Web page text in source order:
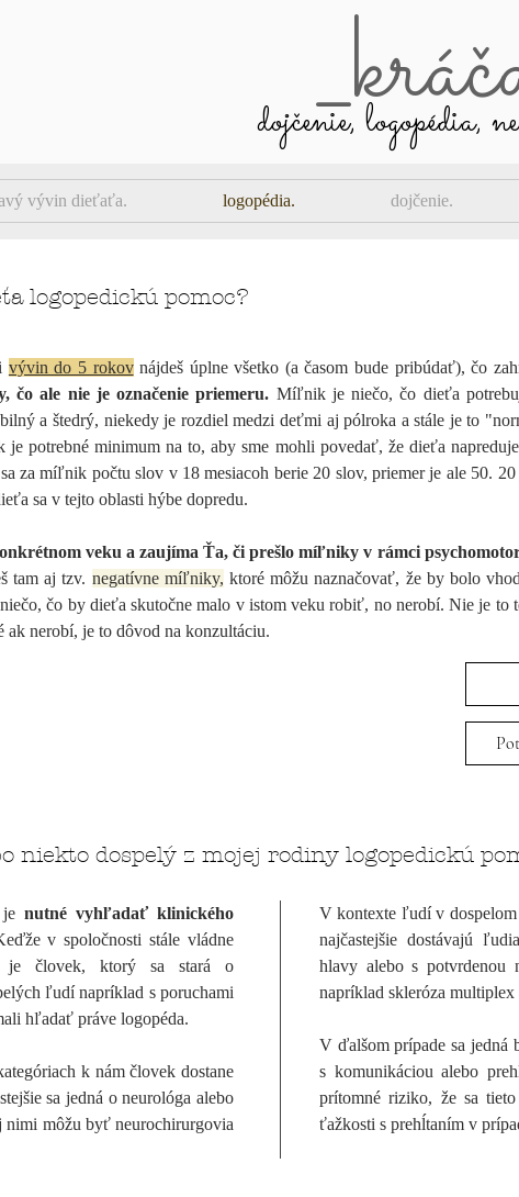
dojčenie, logopédia,
vývin dieťaťa. logopédia. dojčenie.
logopedickú pomoc?
vývin do 5 rokovnájdeš úplne všetko (a časom bude pribúdať), čo
čo ale nie je označenie priemeru. Míľnik je niečo, čo dieťa
a štedrý, niekedy je rozdiel medzi deťmi aj pólroka a stále je to
potrebné minimum na to, aby sme mohli povedať, že dieťa
za míľnik počtu slov v 18 mesiacoh berie 20 slov, priemer je ale 50.
sa v tejto oblasti hýbe dopredu.
veku a zaujíma Ťa, či prešlo míľniky v rámci
tam aj tzv. negatívne míľniky, ktoré môžu naznačovať, že by bolo
čo by dieťa skutočne malo v istom veku robiť, no nerobí. Nie je to
ak nerobí, je to dôvod na konzultáciu.
niekto dospelý z mojej rodiny logopedickú
jenutné vyhľadať klinického
v spoločnosti stále vládne
je človek, ktorý sa stará o
ľudí napríklad s poruchami
hľadať práve logopéda.
k nám človek dostane
sa jedná o neurológa alebo
môžu byť neurochirurgovia
V kontexte ľudí v
najčastejšie dostávajú
hlavy alebo s potvrdenou
napríklad skleróza
V ďalšom prípade sa jedná
s komunikáciou alebo
prítomné riziko, že sa
ťažkosti s prehĺtaním v